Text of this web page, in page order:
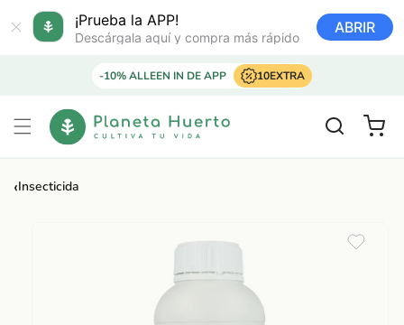
¡Prueba la APP!
Descárgala aquí y compra más rápido
ABRIR
directamente
al contenido
-10% ALLEEN IN DE APP 10EXTRA
Carrito
‹Insecticida